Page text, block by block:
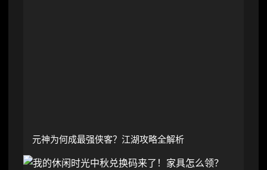
元神为何成最强侠客？江湖攻略全解析